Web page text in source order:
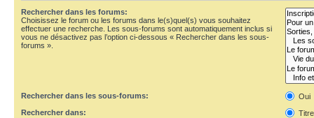
Rechercher dans les forums:
Choisissez le forum ou les forums dans le(s)quel(s) vous souhaitez
effectuer une recherche. Les sous-forums sont automatiquement inclus si
vous ne désactivez pas l’option ci-dessous « Rechercher dans les sous-
forums ».
Rechercher dans les sous-forums:
Oui
Rechercher dans: